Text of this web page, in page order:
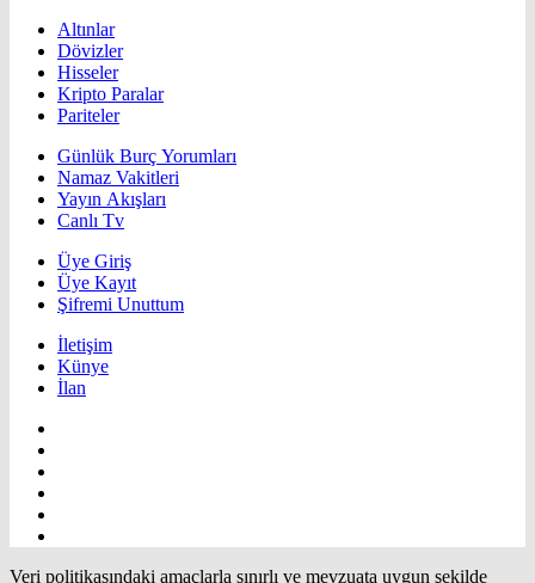
Altınlar
Dövizler
Hisseler
Kripto Paralar
Pariteler
Günlük Burç Yorumları
Namaz Vakitleri
Yayın Akışları
Canlı Tv
Üye Giriş
Üye Kayıt
Şifremi Unuttum
İletişim
Künye
İlan
Veri politikasındaki amaçlarla sınırlı ve mevzuata uygun şekilde